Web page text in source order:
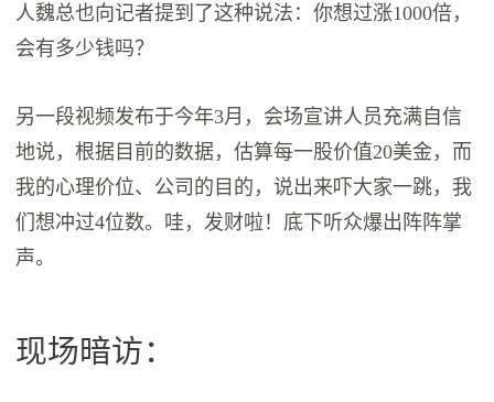
人魏总也向记者提到了这种说法：你想过涨1000倍，
会有多少钱吗？
另一段视频发布于今年3月，会场宣讲人员充满自信
地说，根据目前的数据，估算每一股价值20美金，而
我的心理价位、公司的目的，说出来吓大家一跳，我
们想冲过4位数。哇，发财啦！底下听众爆出阵阵掌
声。
现场暗访：